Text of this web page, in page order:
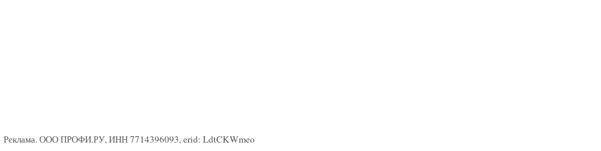
Реклама. ООО ПРОФИ.РУ, ИНН 7714396093, erid: LdtCKWmeo